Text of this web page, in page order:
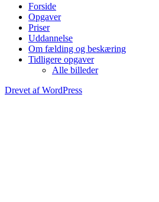
Forside
Opgaver
Priser
Uddannelse
Om fælding og beskæring
Tidligere opgaver
Alle billeder
Drevet af WordPress